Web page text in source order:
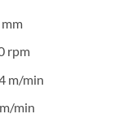
rpm
m/min
min